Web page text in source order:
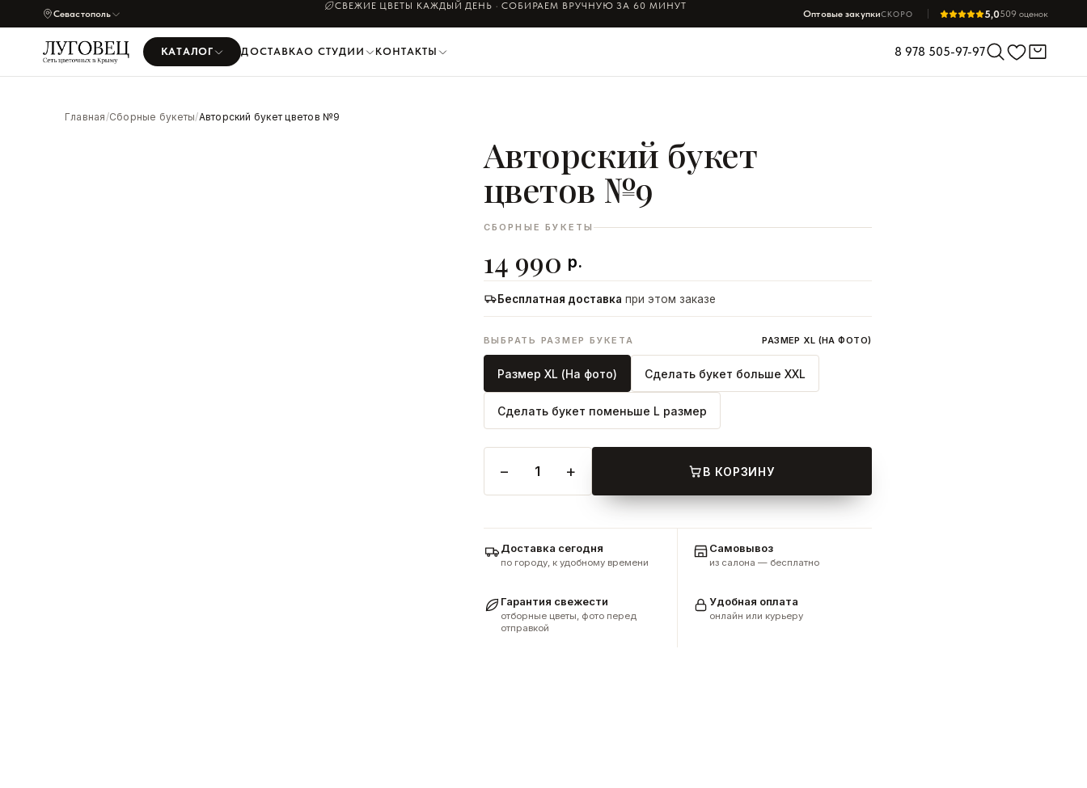
Севастополь
СВЕЖИЕ ЦВЕТЫ КАЖДЫЙ ДЕНЬ · СОБИРАЕМ ВРУЧНУЮ ЗА 60 МИНУТ
Оптовые закупкиСКОРО 5,0509 оценок
КАТАЛОГ ДОСТАВКАО СТУДИИ КОНТАКТЫ 8 978 505-97-97
Главная/Сборные букеты/Авторский букет цветов №9
УВЕЛИЧИТЬ
Авторский букет
цветов №9
СБОРНЫЕ БУКЕТЫ
14 990 р.
Бесплатная доставка при этом заказе
ВЫБРАТЬ РАЗМЕР БУКЕТА РАЗМЕР XL (НА ФОТО)
Размер XL (На фото) Сделать букет больше XXL
Сделать букет поменьше L размер
− 1 + В КОРЗИНУ
ДОБАВИТЬ В КОРЗИНУ
Доставка сегодня
по городу, к удобному времени
Самовывоз
из салона — бесплатно
Гарантия свежести
отборные цветы, фото перед
отправкой
Удобная оплата
онлайн или курьеру